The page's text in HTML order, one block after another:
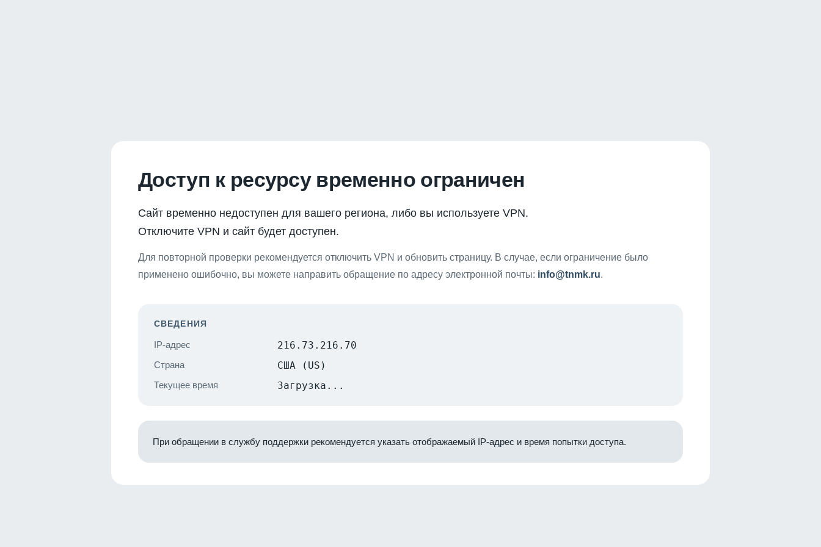
Доступ к ресурсу временно ограничен
Сайт временно недоступен для вашего региона, либо вы используете VPN.
Отключите VPN и сайт будет доступен.
Для повторной проверки рекомендуется отключить VPN и обновить страницу. В случае, если ограничение было
применено ошибочно, вы можете направить обращение по адресу электронной почты: info@tnmk.ru.
СВЕДЕНИЯ
IP-адрес 216.73.216.70
Страна США (US)
Текущее время Загрузка...
При обращении в службу поддержки рекомендуется указать отображаемый IP-адрес и время попытки доступа.